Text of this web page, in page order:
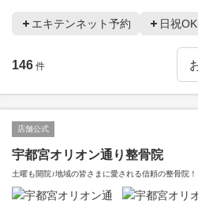
エキテンネット予約 日祝OK
146 件
店舗公式
宇都宮オリオン通り整骨院
土曜も開院♪地域の皆さまに愛される信頼の整骨院！